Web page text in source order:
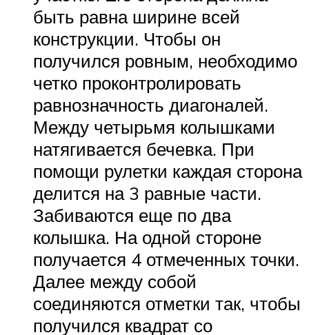
быть равна ширине всей
конструкции. Чтобы он
получился ровным, необходимо
четко проконтролировать
равнозначность диагоналей.
Между четырьмя колышками
натягивается бечевка. При
помощи рулетки каждая сторона
делится на 3 равные части.
Забиваются еще по два
колышка. На одной стороне
получается 4 отмеченных точки.
Далее между собой
соединяются отметки так, чтобы
получился квадрат со